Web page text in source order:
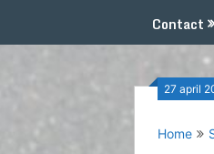
Contact
27 april
Home